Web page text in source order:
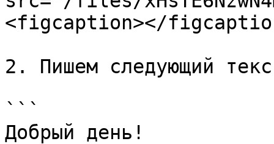
<figcaption></
2. Пишем следующий
```
Добрый день!